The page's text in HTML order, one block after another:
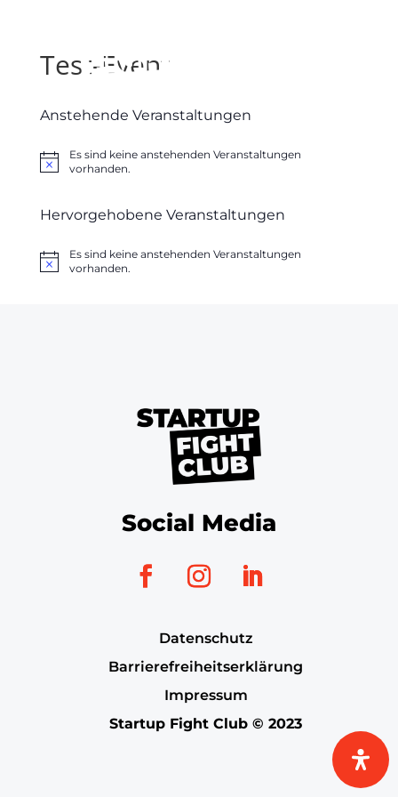
Test-Event
Anstehende Veranstaltungen
Hinweis
Es sind keine anstehenden Veranstaltungen
vorhanden.
Hervorgehobene Veranstaltungen
Hinweis
Es sind keine anstehenden Veranstaltungen
vorhanden.
Social Media
Startup Fight Club © 2023
Impressum
Barrierefreiheitserklärung
Datenschutz